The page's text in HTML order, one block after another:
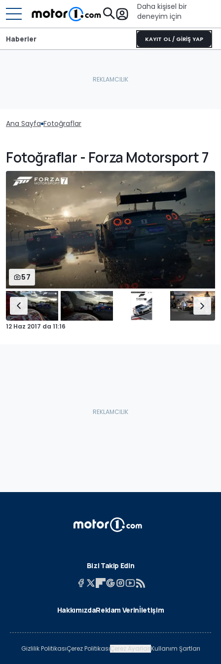
Daha kişisel bir
deneyim için
KAYIT OL / GİRİŞ YAP
Haberler
Ana Sayfa Fotoğraflar
Fotoğraflar - Forza Motorsport 7
57
12 Haz 2017 da 11:16
Bizi Takip Edin
HakkımızdaReklam Verinİletişim
Gizlilik PolitikasıÇerez PolitikasıÇerez AyarlarıKullanım Şartları